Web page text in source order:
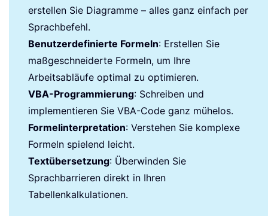
erstellen Sie Diagramme – alles ganz einfach per
Sprachbefehl.
Benutzerdefinierte Formeln: Erstellen Sie
maßgeschneiderte Formeln, um Ihre
Arbeitsabläufe optimal zu optimieren.
VBA-Programmierung: Schreiben und
implementieren Sie VBA-Code ganz mühelos.
Formelinterpretation: Verstehen Sie komplexe
Formeln spielend leicht.
Textübersetzung: Überwinden Sie
Sprachbarrieren direkt in Ihren
Tabellenkalkulationen.